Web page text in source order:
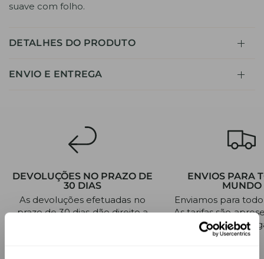
suave com folho.
DETALHES DO PRODUTO
ENVIO E ENTREGA
DEVOLUÇÕES NO PRAZO DE
30 DIAS
As devoluções efetuadas no
prazo de 30 dias dão direito a
ENVIOS PARA
MUNDO
Enviamos para
As tarifas são
momento do